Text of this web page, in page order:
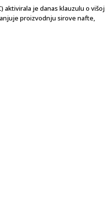
aktivirala je danas klauzulu o višoj
proizvodnju sirove nafte,